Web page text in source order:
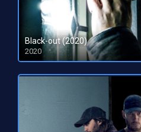
Black-out (2020)
2020